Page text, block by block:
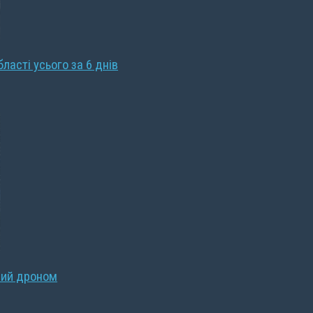
усього за 6 днів
дроном